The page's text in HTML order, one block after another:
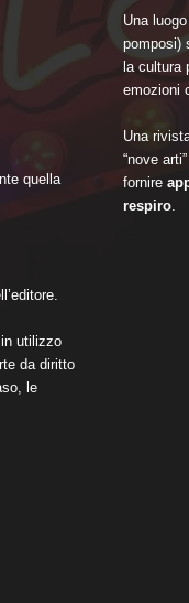
quella
utilizzo
da diritto
le
Una
pomposi)
la cultura
emozioni
Una
“nove
fornire
respiro.